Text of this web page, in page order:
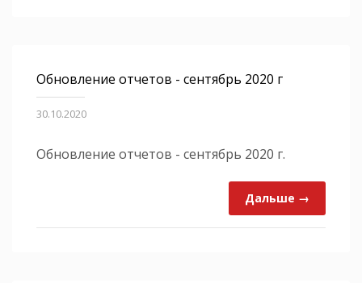
Обновление отчетов - сентябрь 2020 г
30.10.2020
Обновление отчетов - сентябрь 2020 г.
Дальше →